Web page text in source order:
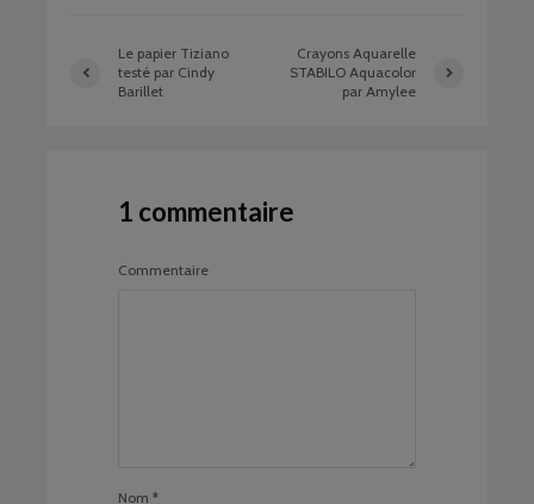
Le papier Tiziano
testé par Cindy
Barillet
Crayons Aquarelle
STABILO Aquacolor
par Amylee
1 commentaire
Commentaire
Nom *